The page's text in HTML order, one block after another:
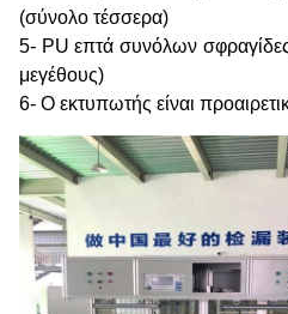
(σύνολο τέσσερα)
5- PU επτά συνόλων
μεγέθους)
6- Ο εκτυπωτής είναι